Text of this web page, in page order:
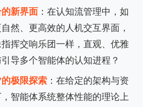
新界面 ：在认知流管理中，如
然、更高效的人机交互界面，
挥交响乐团一样，直观、优雅
导多个智能体的认知进程？
极限探索 ：在给定的架构与资
智能体系统整体性能的理论上